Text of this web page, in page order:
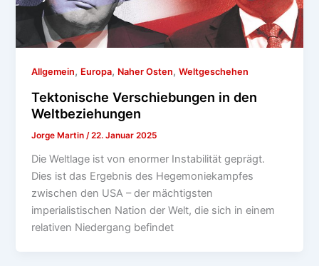
Allgemein, Europa, Naher Osten,Weltgeschehen
Tektonische Verschiebungen in den
Weltbeziehungen
Jorge Martin/22. Januar 2025
Die Weltlage ist von enormer Instabilität geprägt.
Dies ist das Ergebnis des Hegemoniekampfes
zwischen den USA – der mächtigsten
imperialistischen Nation der Welt, die sich in einem
relativen Niedergang befindet